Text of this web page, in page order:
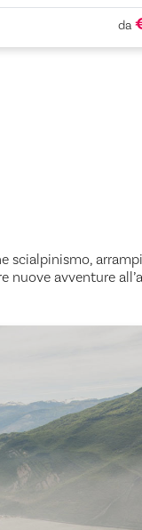
da
scialpinismo,
nuove avventure